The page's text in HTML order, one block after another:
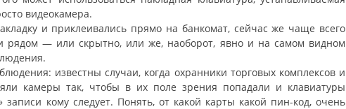
видеокамера.
и приклеивались прямо на банкомат, сейчас же чаще всего
рядом — или скрытно, или же, наоборот, явно и на самом видном
известны случаи, когда охранники торговых комплексов и
камеры так, чтобы в их поле зрения попадали и клавиатуры
кому следует. Понять, от какой карты какой пин-код, очень